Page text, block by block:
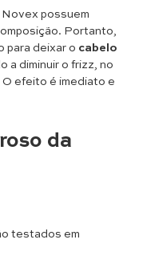
possuem
Portanto,
para deixar o cabelo
a diminuir o frizz, no
efeito é imediato e
da
testados em